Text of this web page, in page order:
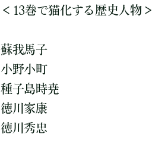
＜13巻で猫化する歴史人物＞
蘇我馬子
小野小町
種子島時尭
徳川家康
徳川秀忠